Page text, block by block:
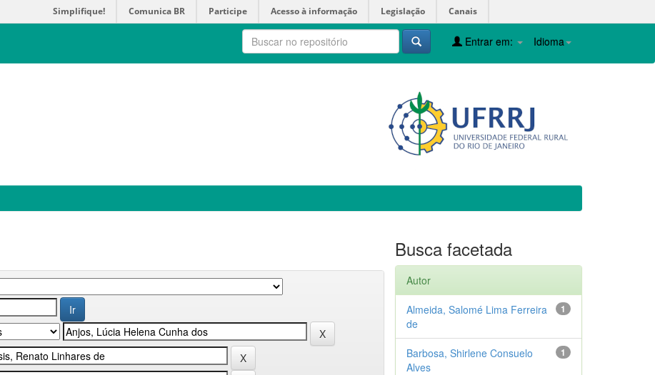
Simplifique! Comunica BR Participe Acesso à informação Legislação Canais
Idioma
Entrar em:
Busca facetada
Autor
1
Almeida, Salomé Lima Ferreira
de
1
Barbosa, Shirlene Consuelo
Alves